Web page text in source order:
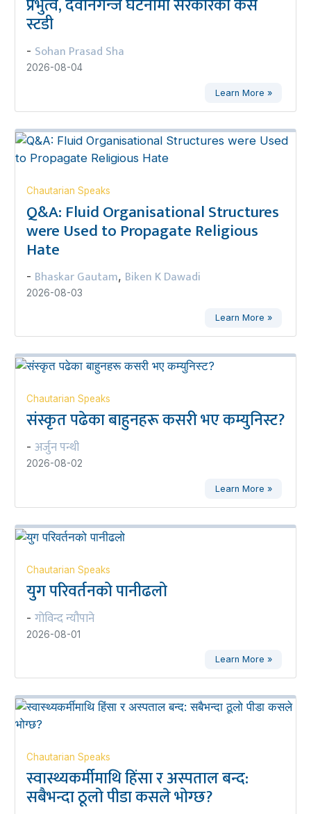
प्रभुत्व, देवानगन्ज घटनामा सरकारको केस
स्टडी
- Sohan Prasad Sha
2026-08-04
Learn More »
Chautarian Speaks
Q&A: Fluid Organisational Structures
were Used to Propagate Religious
Hate
- Bhaskar Gautam, Biken K Dawadi
2026-08-03
Learn More »
Chautarian Speaks
संस्कृत पढेका बाहुनहरू कसरी भए कम्युनिस्ट?
- अर्जुन पन्थी
2026-08-02
Learn More »
Chautarian Speaks
युग परिवर्तनको पानीढलो
- गोविन्द न्यौपाने
2026-08-01
Learn More »
Chautarian Speaks
स्वास्थ्यकर्मीमाथि हिंसा र अस्पताल बन्द:
सबैभन्दा ठूलो पीडा कसले भोग्छ?